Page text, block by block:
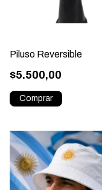
Piluso Reversible
$5.500,00